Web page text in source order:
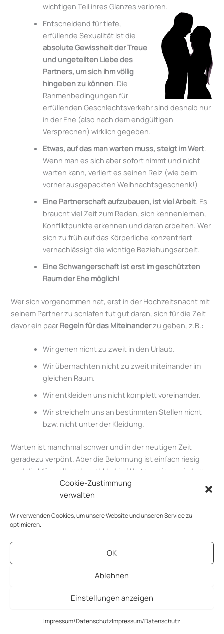
Cookie-Zustimmung
verwalten
Wir verwenden Cookies, um unsere Website und unseren Service zu
optimieren.
OK
Ablehnen
Einstellungen anzeigen
Impressum/DatenschutzImpressum/Datenschutz
wichtigen Teil ihres Glanzes verloren.
Entscheidend für tiefe,
erfüllende Sexualität ist die
absolute Gewissheit der Treue
und ungeteilten Liebe des
Partners, um sich ihm völlig
hingeben zu können. Die
Rahmenbedingungen für
erfüllenden Geschlechtsverkehr sind deshalb nur
in der Ehe (also nach dem endgültigen
Versprechen) wirklich gegeben.
Etwas, auf das man warten muss, steigt im Wert.
Wenn man es sich aber sofort nimmt und nicht
warten kann, verliert es seinen Reiz (wie beim
vorher ausgepackten Weihnachtsgeschenk!)
Eine Partnerschaft aufzubauen, ist viel Arbeit. Es
braucht viel Zeit zum Reden, sich kennenlernen,
Konfliktpunkte erkennen und daran arbeiten. Wer
sich zu früh auf das Körperliche konzentriert
vernachlässigt die wichtige Beziehungsarbeit.
Eine Schwangerschaft ist erst im geschützten
Raum der Ehe möglich!
Wer sich vorgenommen hat, erst in der Hochzeitsnacht mit
seinem Partner zu schlafen tut gut daran, sich für die Zeit
davor ein paar Regeln für das Miteinanderzu geben, z.B.:
Wir gehen nicht zu zweit in den Urlaub.
Wir übernachten nicht zu zweit miteinander im
gleichen Raum.
Wir entkleiden uns nicht komplett voreinander.
Wir streicheln uns an bestimmten Stellen nicht
bzw. nicht unter der Kleidung.
Warten ist manchmal schwer und in der heutigen Zeit
geradezu verpönt. Aber die Belohnung ist einfach riesig
und die Mühe allemal wert! Und im Warten zeigen wir dem
Anderen: Du bist es mir wert, die Spannung auszuhalten
bis zu dem Tag, an dem wir uns vor Gott und der Welt
größeres Treueversprechen, keine größere
Liebesbekundung und somit auch kein besseres
Fundament für eine lebenslange Liebe!
Es gibt immer einen Neuanfang!
Vielleicht geht es manchen nicht gut bei diesen Gedanken.
fühlt sich mancher betrogen und beraubt, weil Dinge